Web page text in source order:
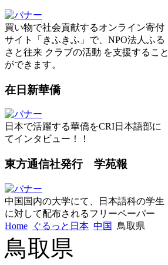
買い物で社会貢献するオンライン寄付
サイト「きふきふ」で、NPO法人ふる
さと往来 クラブの活動 を支援すること
ができます。
在日新華僑
日本で活躍する華僑をCRI日本語部に
てインタビュー！！
東方通信社発行 学苑報
中国国内の大学にて、日本語科の学生
に対して配布されるフリーペーパー
Home
ぐるっと日本 中国 鳥取県
鳥取県